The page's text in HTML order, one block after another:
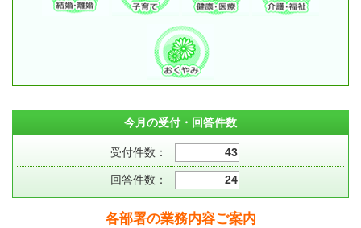
今月の受付・回答件数
受付件数： 43
回答件数： 24
各部署の業務内容ご案内